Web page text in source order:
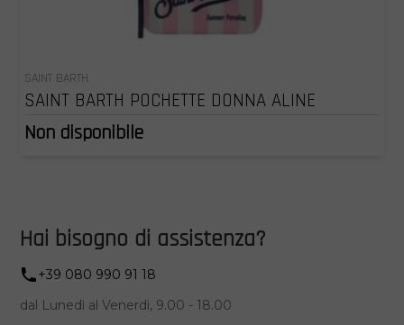
SAINT BARTH
SAINT BARTH POCHETTE DONNA ALINE
Non disponibile
Hai bisogno di assistenza?
+39 080 990 91 18
dal Lunedì al Venerdì, 9.00 - 18.00